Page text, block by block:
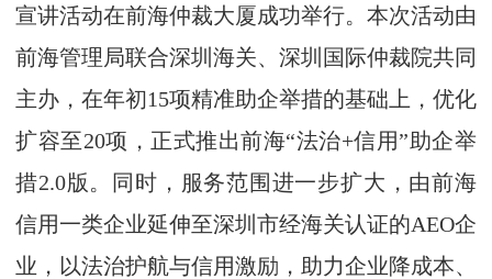
宣讲活动在前海仲裁大厦成功举行。本次活动由
前海管理局联合深圳海关、深圳国际仲裁院共同
主办，在年初15项精准助企举措的基础上，优化
扩容至20项，正式推出前海“法治+信用”助企举
措2.0版。同时，服务范围进一步扩大，由前海
信用一类企业延伸至深圳市经海关认证的AEO企
业，以法治护航与信用激励，助力企业降成本、